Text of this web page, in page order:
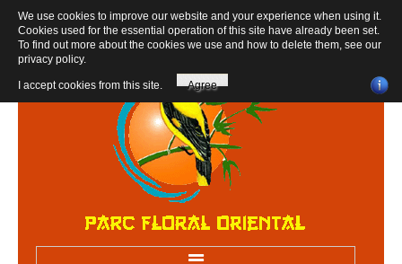
We use cookies to improve our website and your experience when using it.
Cookies used for the essential operation of this site have already been set.
To find out more about the cookies we use and how to delete them, see our
privacy policy.
I accept cookies from this site. Agree